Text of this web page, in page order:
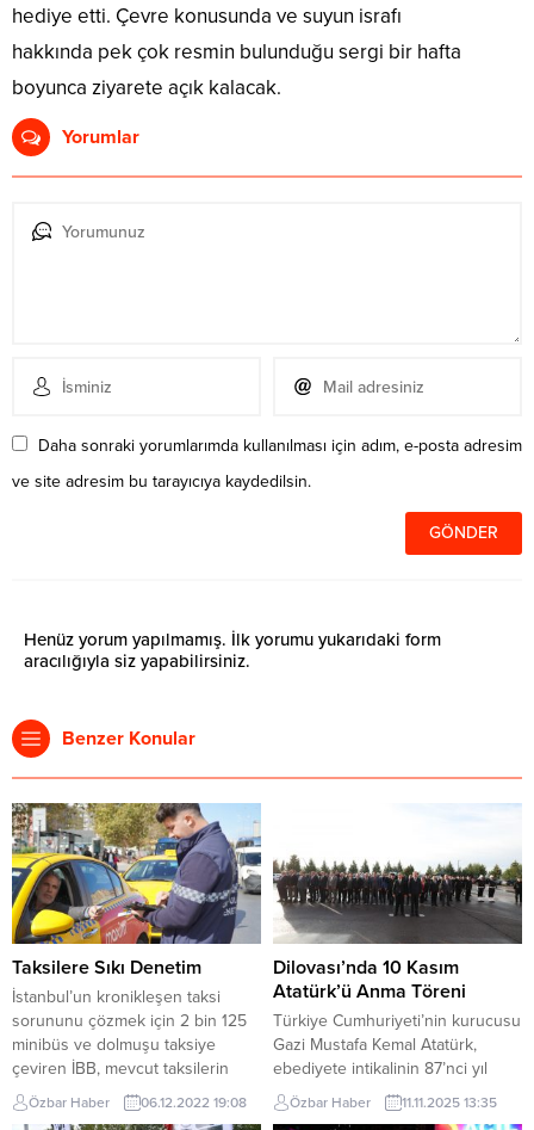
hediye etti. Çevre konusunda ve suyun israfı
hakkında pek çok resmin bulunduğu sergi bir hafta
boyunca ziyarete açık kalacak.
Yorumlar
Daha sonraki yorumlarımda kullanılması için adım, e-posta adresim
ve site adresim bu tarayıcıya kaydedilsin.
Henüz yorum yapılmamış. İlk yorumu yukarıdaki form
aracılığıyla siz yapabilirsiniz.
Benzer Konular
Taksilere Sıkı Denetim
İstanbul’un kronikleşen taksi
sorununu çözmek için 2 bin 125
minibüs ve dolmuşu taksiye
çeviren İBB, mevcut taksilerin
hizmet kalitesini de sıkı
denetliyor. Toplu Ulaşım Hizmet
Özbar Haber 06.12.2022 19:08
Dilovası’nda 10 Kasım
Atatürk’ü Anma Töreni
Türkiye Cumhuriyeti’nin kurucusu
Gazi Mustafa Kemal Atatürk,
ebediyete intikalinin 87’nci yıl
dönümünde Dilovası’nda büyük
bir özlem ve minnetle anıldı. Yurt
Özbar Haber 11.11.2025 13:35